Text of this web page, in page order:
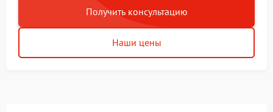
Получить консультацию
Наши цены